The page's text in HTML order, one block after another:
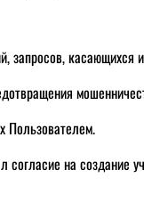
касающихся
Пользователем.
на создание